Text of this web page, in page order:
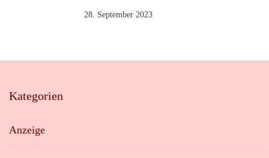
28. September 2023
Kategorien
Anzeige